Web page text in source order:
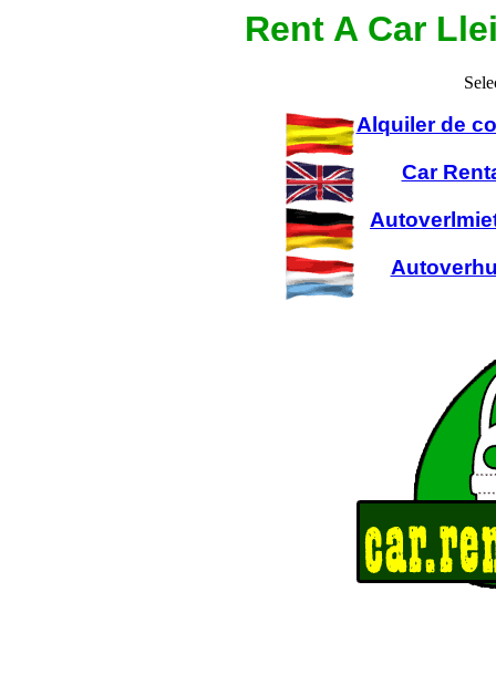
Rent A Car
Alquiler de
Car